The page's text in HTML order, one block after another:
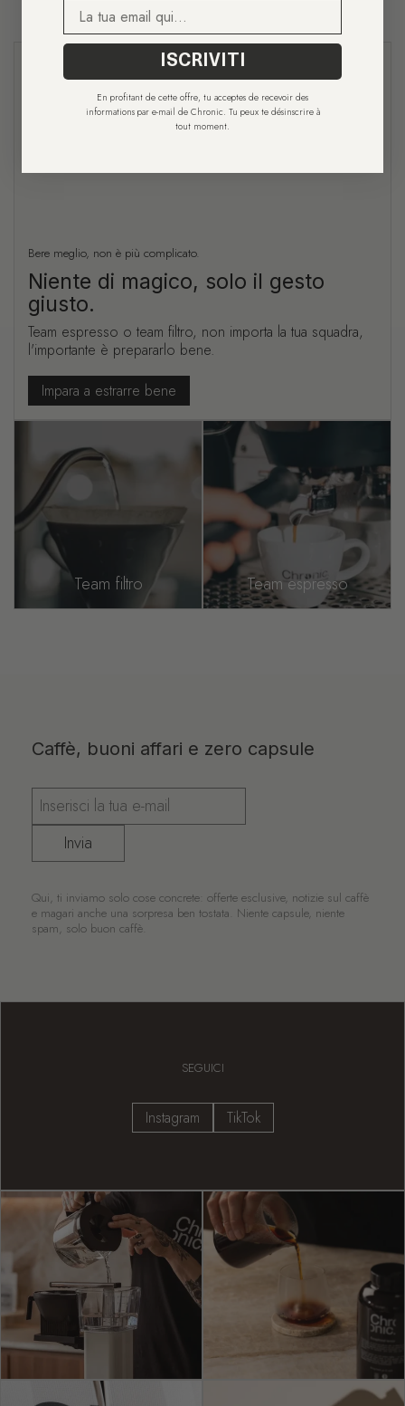
Bere meglio, non è più complicato.
Niente di magico, solo il gesto
giusto.
Team espresso o team filtro, non importa la tua squadra,
l'importante è prepararlo bene.
Impara a estrarre bene
Team filtro Team espresso
Caffè, buoni affari e zero capsule
Invia
Qui, ti inviamo solo cose concrete: offerte esclusive, notizie sul caffè
e magari anche una sorpresa ben tostata. Niente capsule, niente
spam, solo buon caffè.
SEGUICI
Instagram TikTok
E-mail
ISCRIVITI
En profitant de cette offre, tu acceptes de recevoir des
informations par e-mail de Chronic. Tu peux te désinscrire à
tout moment.